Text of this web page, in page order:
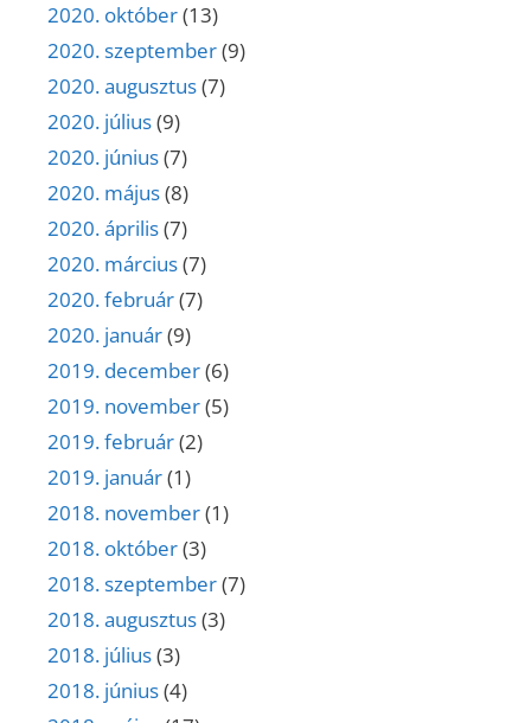
2020. október(13)
2020. szeptember(9)
2020. augusztus(7)
2020. július(9)
2020. június(7)
2020. május(8)
2020. április(7)
2020. március(7)
2020. február(7)
2020. január(9)
2019. december(6)
2019. november(5)
2019. február(2)
2019. január(1)
2018. november(1)
2018. október(3)
2018. szeptember(7)
2018. augusztus(3)
2018. július(3)
2018. június(4)